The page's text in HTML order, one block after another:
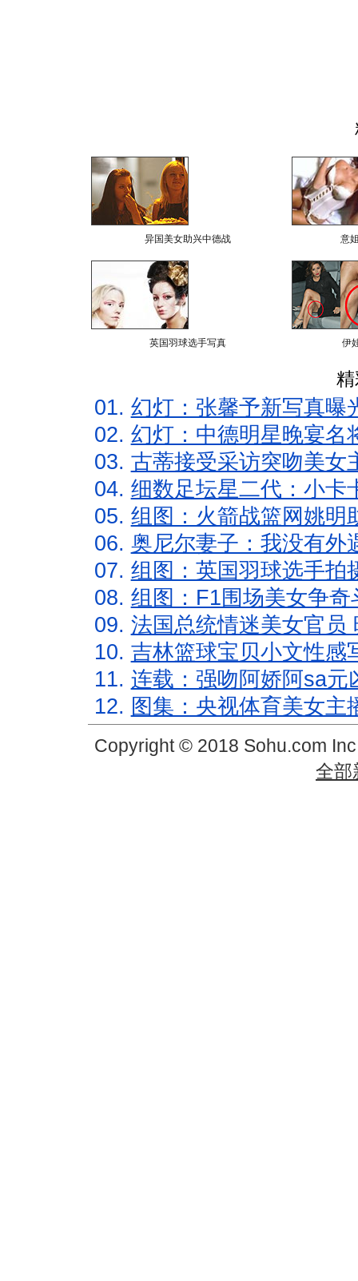
异国美女助兴中德战 意
英国羽球选手写真 伊
01. 幻灯：张馨予新写真曝
02. 幻灯：中德明星晚宴名
03. 古蒂接受采访突吻美女
04. 细数足坛星二代：小卡
05. 组图：火箭战篮网姚明
06. 奥尼尔妻子：我没有外
07. 组图：英国羽球选手拍
08. 组图：F1围场美女争
09. 法国总统情迷美女官员
10. 吉林篮球宝贝小文性感
11. 连载：强吻阿娇阿sa元
12. 图集：央视体育美女主
Copyright © 2018 Sohu.com
全部